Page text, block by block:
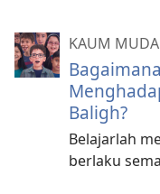
KAUM MUDA
Baligh?
Belajarlah
berlaku